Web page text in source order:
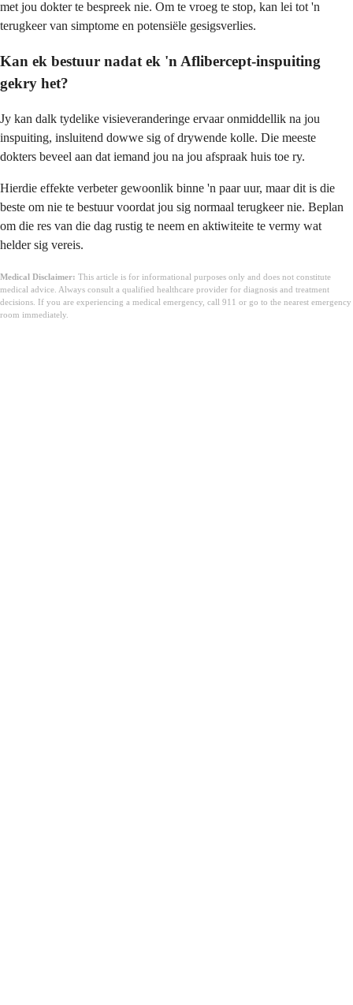
met jou dokter te bespreek nie. Om te vroeg te stop, kan lei tot 'n
terugkeer van simptome en potensiële gesigsverlies.
Kan ek bestuur nadat ek 'n Aflibercept-inspuiting
gekry het?
Jy kan dalk tydelike visieveranderinge ervaar onmiddellik na jou
inspuiting, insluitend dowwe sig of drywende kolle. Die meeste
dokters beveel aan dat iemand jou na jou afspraak huis toe ry.
Hierdie effekte verbeter gewoonlik binne 'n paar uur, maar dit is die
beste om nie te bestuur voordat jou sig normaal terugkeer nie. Beplan
om die res van die dag rustig te neem en aktiwiteite te vermy wat
helder sig vereis.
Medical Disclaimer: This article is for informational purposes only and does not constitute
medical advice. Always consult a qualified healthcare provider for diagnosis and treatment
decisions. If you are experiencing a medical emergency, call 911 or go to the nearest emergency
room immediately.